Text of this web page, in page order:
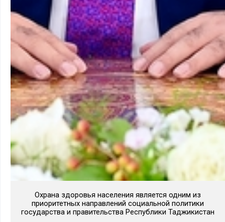
Охрана здоровья населения является одним из
приоритетных направлений социальной политики
государства и правительства Республики Таджикистан